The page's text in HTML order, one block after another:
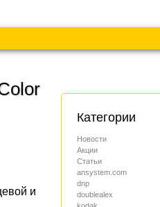
и
Категории
Новости
Акции
Статьи
ansystem.com
dnp
doublealex